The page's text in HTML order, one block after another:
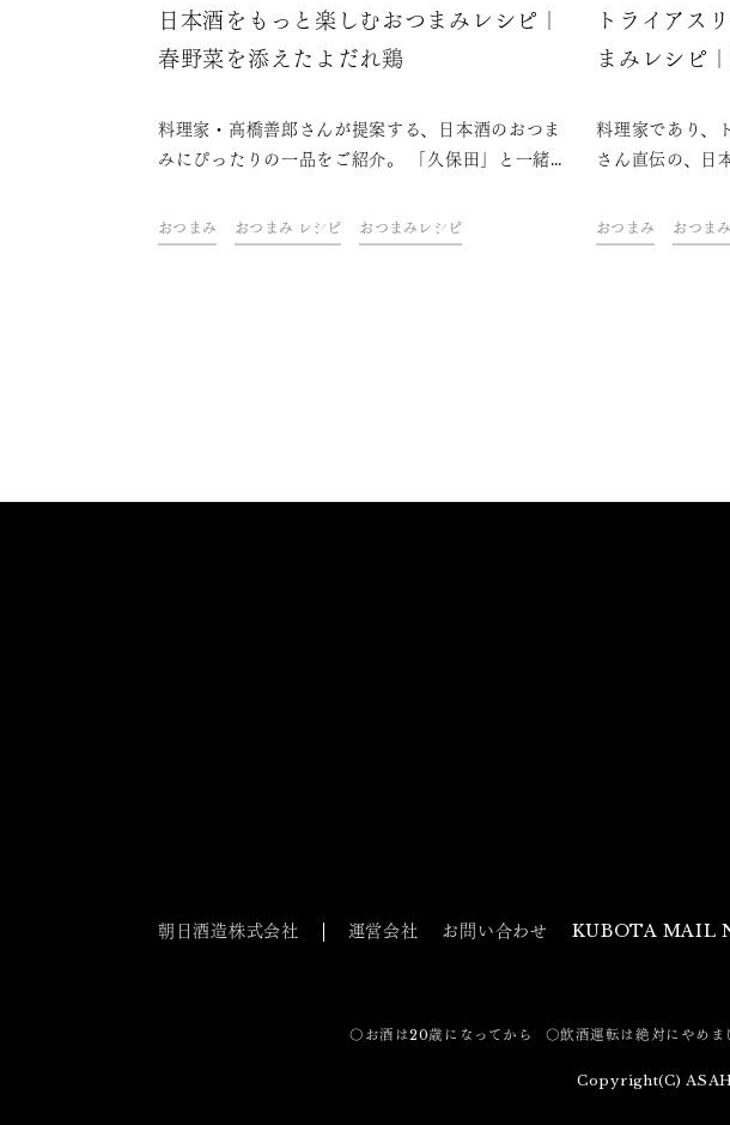
日本酒をもっと楽しむおつまみレシピ｜
春野菜を添えたよだれ鶏
料理家・高橋善郎さんが提案する、日本酒のおつま
みにぴったりの一品をご紹介。 「久保田」と一緒
い。
おつまみ おつまみ レシピ おつまみレシピ
トライアス
まみレシピ
料理家であり、
さん直伝の、日
美味しく日本酒
おつまみ おつま
朝日酒造株式会社 運営会社 お問い合わせ KUBOTA MAIL
〇お酒は20歳になってから 〇飲酒運転は絶対にやめま
Copyright(C)